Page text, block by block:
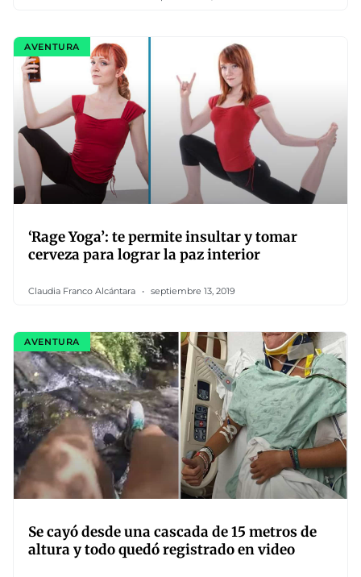
AVENTURA
‘Rage Yoga’: te permite insultar y tomar
cerveza para lograr la paz interior
Claudia Franco Alcántara septiembre 13, 2019
AVENTURA
Se cayó desde una cascada de 15 metros de
altura y todo quedó registrado en video